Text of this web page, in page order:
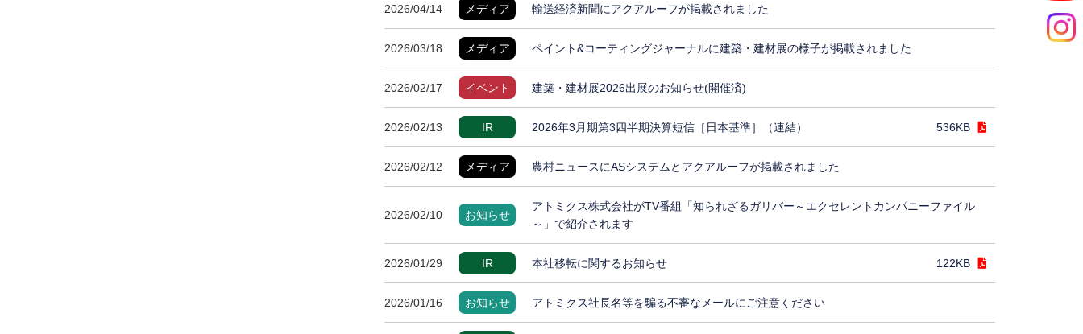
2026/04/14 メディア 輸送経済新聞にアクアルーフが掲載されました
2026/03/18 メディア ペイント&コーティングジャーナルに建築・建材展の様子が掲載されました
2026/02/17 イベント 建築・建材展2026出展のお知らせ(開催済)
2026/02/13 IR 2026年3月期第3四半期決算短信［日本基準］（連結） 536KB
2026/02/12 メディア 農村ニュースにASシステムとアクアルーフが掲載されました
2026/02/10 お知らせ
アトミクス株式会社がTV番組「知られざるガリバー～エクセレントカンパニーファイル
～」で紹介されます
2026/01/29 IR 本社移転に関するお知らせ 122KB
2026/01/16 お知らせ アトミクス社長名等を騙る不審なメールにご注意ください